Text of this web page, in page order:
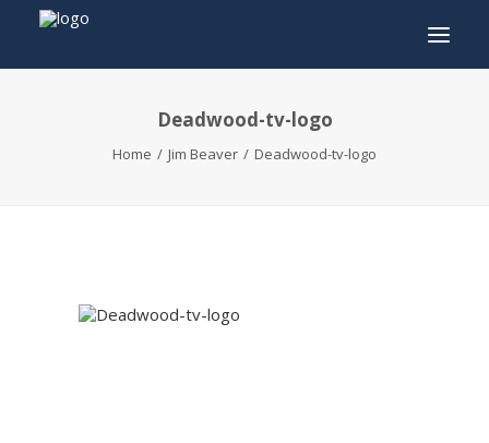
INFO
Deadwood-tv-logo
Home Jim Beaver Deadwood-tv-logo